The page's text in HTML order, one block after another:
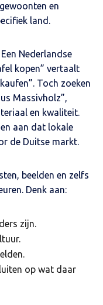
en
land.
Nederlandse
kopen” vertaalt
Toch zoeken
Massivholz”,
en kwaliteit.
aan dat lokale
de Duitse markt.
beelden en zelfs
Denk aan:
zijn.
op wat daar